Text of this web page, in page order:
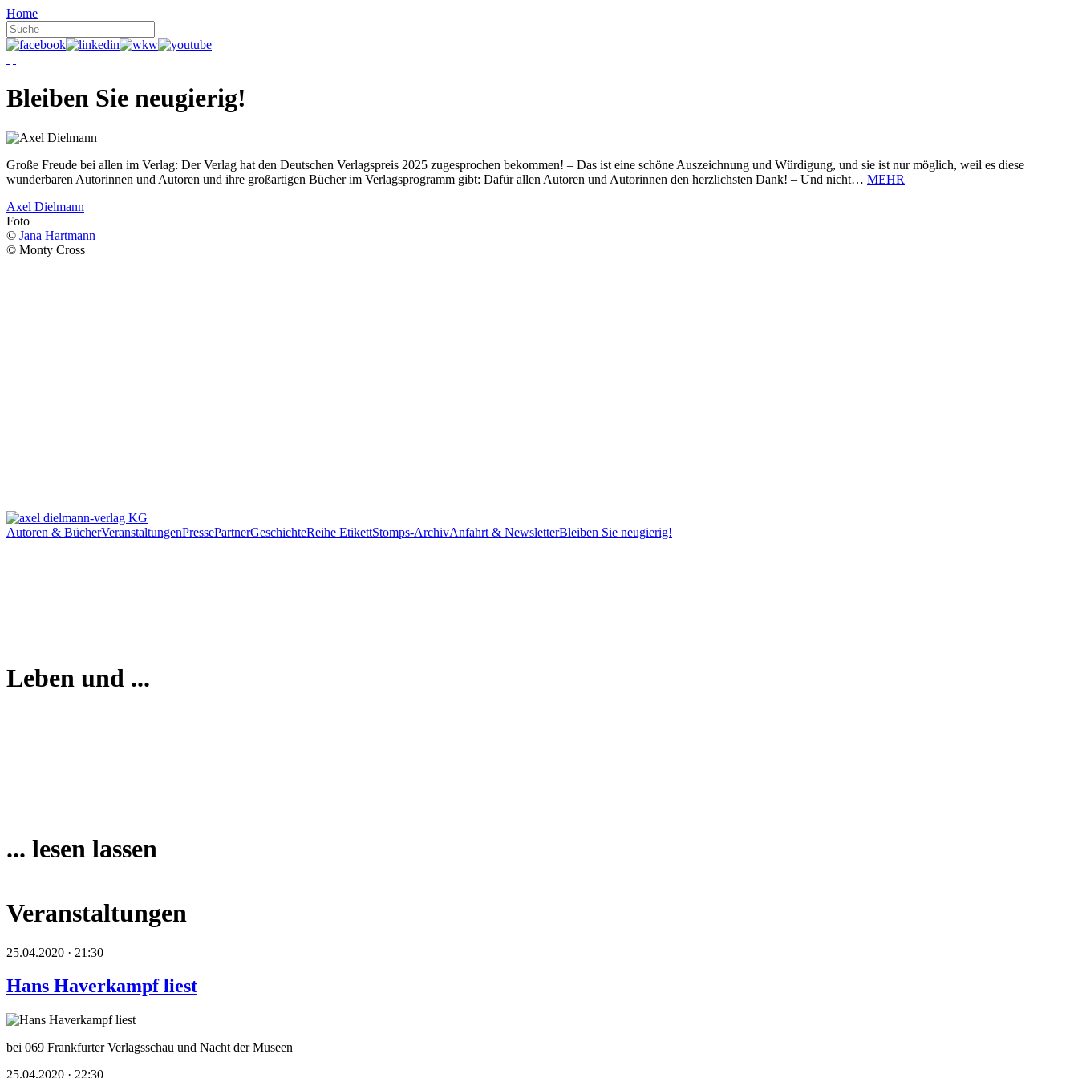
Home
Bleiben Sie neugierig!
Große Freude bei allen im Verlag: Der Verlag hat den Deutschen Verlagspreis 2025 zugesprochen bekommen! – Das ist eine schöne Auszeichnung und Würdigung, und sie ist nur möglich, weil es diese
wunderbaren Autorinnen und Autoren und ihre großartigen Bücher im Verlagsprogramm gibt: Dafür allen Autoren und Autorinnen den herzlichsten Dank! – Und nicht… MEHR
Axel Dielmann
Foto
© Jana Hartmann
© Monty Cross
Autoren & BücherVeranstaltungenPressePartnerGeschichteReihe EtikettStomps-ArchivAnfahrt & NewsletterBleiben Sie neugierig!
Leben und ...
... lesen lassen
Veranstaltungen
25.04.2020 · 21:30
Hans Haverkampf liest
bei 069 Frankfurter Verlagsschau und Nacht der Museen
25.04.2020 · 22:30